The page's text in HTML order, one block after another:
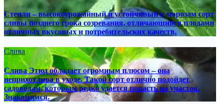
Стенли – высокоурожайный и устойчивый к морозам сорт
сливы позднего срока созревания, отличающийся плодами
отличных вкусовых и потребительских качеств.
Слива
Слива Этюд обладает огромным плюсом – она
неприхотлива в уходе. Такой сорт отлично подойдет
садоводам, которым редко удается попасть на участок.
Знакомимся.